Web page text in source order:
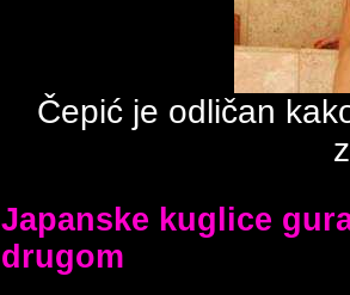
Čepić je odličan
Japanske kuglice
drugom